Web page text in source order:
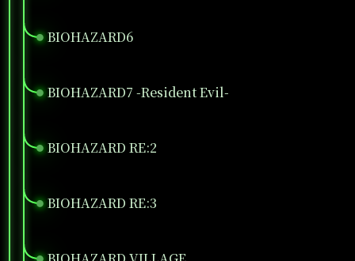
BIOHAZARD6
●
BIOHAZARD7 -Resident Evil-
●
BIOHAZARD RE:2
●
BIOHAZARD RE:3
●
●